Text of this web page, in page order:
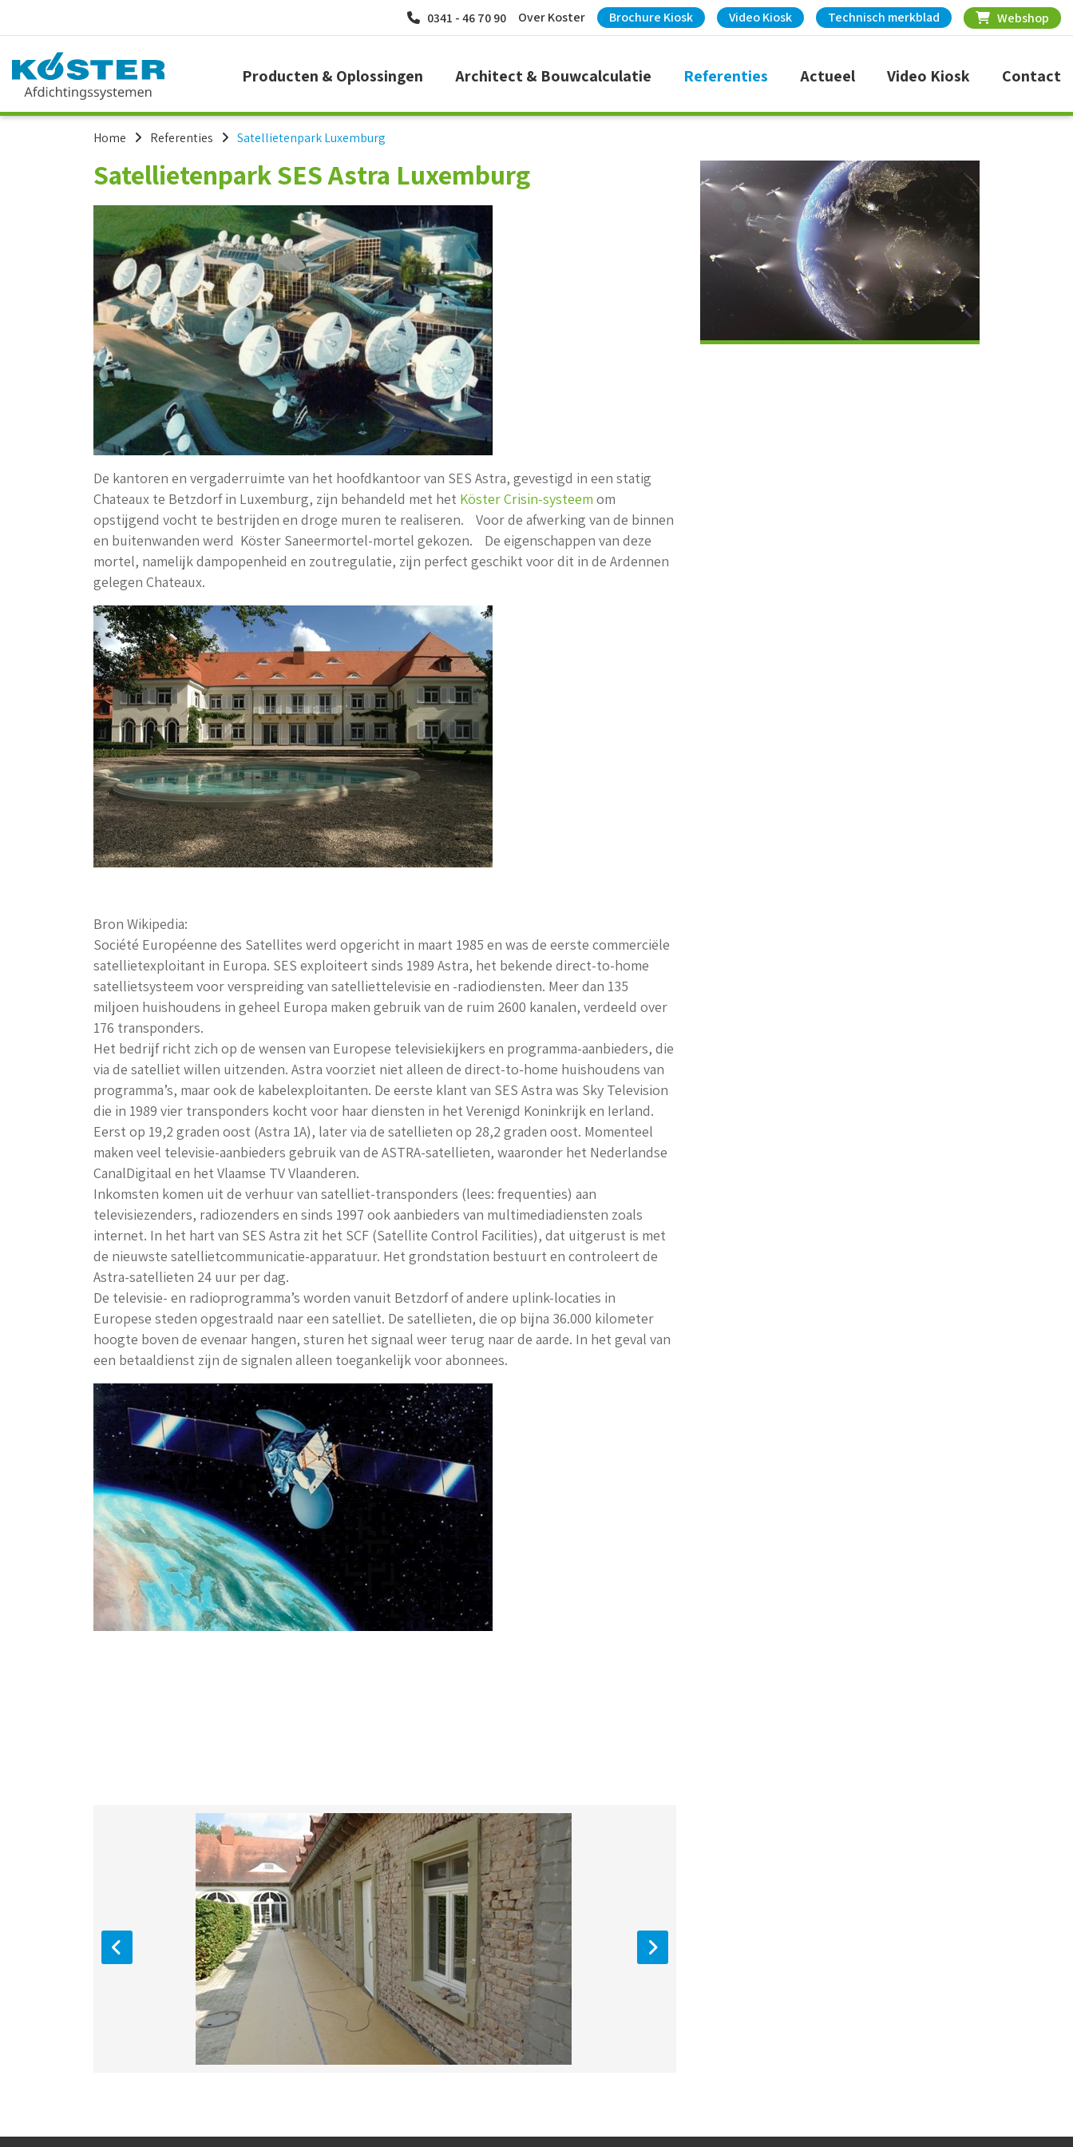
0341 - 46 70 90 Over Koster Brochure Kiosk Video Kiosk Technisch merkblad Webshop
Producten & Oplossingen Architect & Bouwcalculatie Referenties Actueel Video Kiosk Contact
Home Referenties Satellietenpark Luxemburg
Satellietenpark SES Astra Luxemburg
De kantoren en vergaderruimte van het hoofdkantoor van SES Astra, gevestigd in een statig
Chateaux te Betzdorf in Luxemburg, zijn behandeld met het Köster Crisin-systeem om
opstijgend vocht te bestrijden en droge muren te realiseren. Voor de afwerking van de binnen
en buitenwanden werd Köster Saneermortel-mortel gekozen. De eigenschappen van deze
mortel, namelijk dampopenheid en zoutregulatie, zijn perfect geschikt voor dit in de Ardennen
gelegen Chateaux.
Bron Wikipedia:
Société Européenne des Satellites werd opgericht in maart 1985 en was de eerste commerciële
satellietexploitant in Europa. SES exploiteert sinds 1989 Astra, het bekende direct-to-home
satellietsysteem voor verspreiding van satelliettelevisie en -radiodiensten. Meer dan 135
miljoen huishoudens in geheel Europa maken gebruik van de ruim 2600 kanalen, verdeeld over
176 transponders.
Het bedrijf richt zich op de wensen van Europese televisiekijkers en programma-aanbieders, die
via de satelliet willen uitzenden. Astra voorziet niet alleen de direct-to-home huishoudens van
programma’s, maar ook de kabelexploitanten. De eerste klant van SES Astra was Sky Television
die in 1989 vier transponders kocht voor haar diensten in het Verenigd Koninkrijk en Ierland.
Eerst op 19,2 graden oost (Astra 1A), later via de satellieten op 28,2 graden oost. Momenteel
maken veel televisie-aanbieders gebruik van de ASTRA-satellieten, waaronder het Nederlandse
CanalDigitaal en het Vlaamse TV Vlaanderen.
Inkomsten komen uit de verhuur van satelliet-transponders (lees: frequenties) aan
televisiezenders, radiozenders en sinds 1997 ook aanbieders van multimediadiensten zoals
internet. In het hart van SES Astra zit het SCF (Satellite Control Facilities), dat uitgerust is met
de nieuwste satellietcommunicatie-apparatuur. Het grondstation bestuurt en controleert de
Astra-satellieten 24 uur per dag.
De televisie- en radioprogramma’s worden vanuit Betzdorf of andere uplink-locaties in
Europese steden opgestraald naar een satelliet. De satellieten, die op bijna 36.000 kilometer
hoogte boven de evenaar hangen, sturen het signaal weer terug naar de aarde. In het geval van
een betaaldienst zijn de signalen alleen toegankelijk voor abonnees.